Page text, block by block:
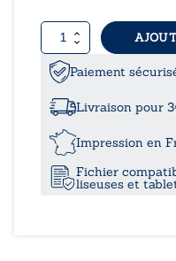
quantité
de
Le
véto
de
Paiement
Livraison pour
Impression en
Fichier
liseuses et